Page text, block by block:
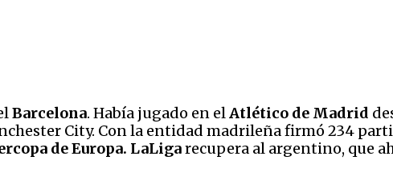
Barcelona. Había jugado en elAtlético de Madrid
City. Con la entidad madrileña firmó 234
de Europa. LaLigarecupera al argentino, que